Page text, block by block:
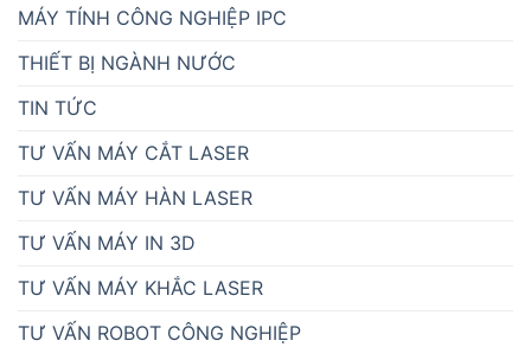
MÁY TÍNH CÔNG NGHIỆP IPC
THIẾT BỊ NGÀNH NƯỚC
TIN TỨC
TƯ VẤN MÁY CẮT LASER
TƯ VẤN MÁY HÀN LASER
TƯ VẤN MÁY IN 3D
TƯ VẤN MÁY KHẮC LASER
TƯ VẤN ROBOT CÔNG NGHIỆP